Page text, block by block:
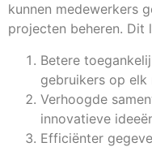
kunnen medewerkers
projecten beheren. Dit
Betere
gebruikers op elk
Verhoogde
innovatieve
Efficiënter